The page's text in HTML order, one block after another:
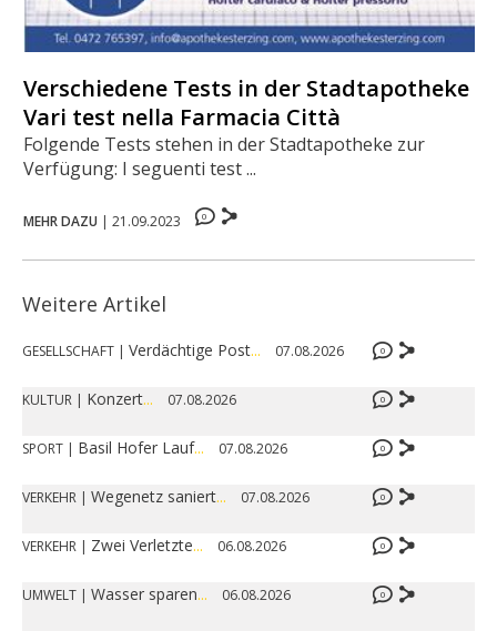
Verschiedene Tests in der Stadtapotheke -
Vari test nella Farmacia Città
Folgende Tests stehen in der Stadtapotheke zur
Verfügung: I seguenti test ...
MEHR DAZU | 21.09.2023 0
Weitere Artikel
GESELLSCHAFT | Verdächtige Post... 07.08.2026 0
KULTUR | Konzert... 07.08.2026 0
SPORT | Basil Hofer Lauf... 07.08.2026 0
VERKEHR | Wegenetz saniert... 07.08.2026 0
VERKEHR | Zwei Verletzte... 06.08.2026 0
UMWELT | Wasser sparen... 06.08.2026 0